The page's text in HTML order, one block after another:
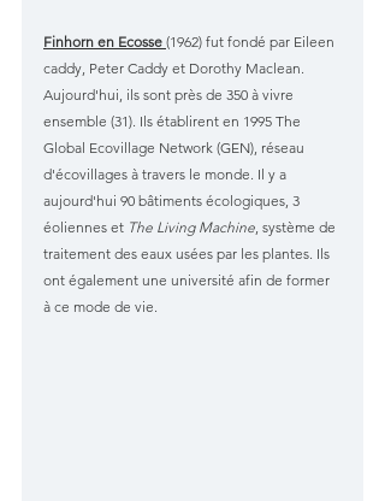
Finhorn en Ecosse (1962) fut fondé par Eileen
caddy, Peter Caddy et Dorothy Maclean.
Aujourd'hui, ils sont près de 350 à vivre
ensemble (31). Ils établirent en 1995 The
Global Ecovillage Network (GEN), réseau
d'écovillages à travers le monde. Il y a
aujourd'hui 90 bâtiments écologiques, 3
éoliennes et The Living Machine, système de
traitement des eaux usées par les plantes. Ils
ont également une université afin de former
à ce mode de vie.